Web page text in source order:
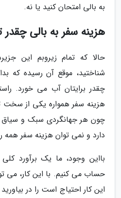
به بالی امتحان کنید یا نه.
هزینه سفر به بالی
حالا که تمام زیروبم این
شناختید، موقع آن رسیده که
چقدر برایتان آب می خورد.
هزینه سفر همواره یکی از
چون هر جهانگردی سبک و
دارد و نمی توان هزینه سفر همه
بااین وجود، ما یک برآورد
حساب می کنیم. با این کار، می
این کار احتیاج است را در